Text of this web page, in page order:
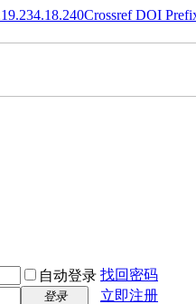
Crossref DOI
自动登录 找回密码
登录
立即注册